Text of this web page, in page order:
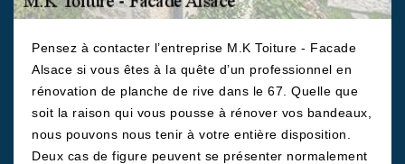
Pensez à contacter l’entreprise M.K Toiture - Facade
Alsace si vous êtes à la quête d’un professionnel en
rénovation de planche de rive dans le 67. Quelle que
soit la raison qui vous pousse à rénover vos bandeaux,
nous pouvons nous tenir à votre entière disposition.
Deux cas de figure peuvent se présenter normalement